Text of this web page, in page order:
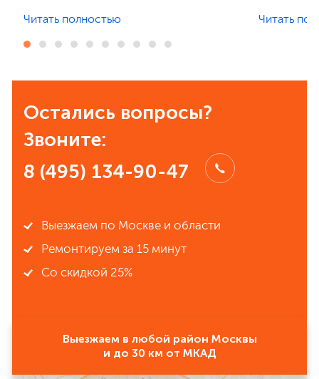
отзвонились по итогам осмотра,
порадовал, без лишнего ожидания и
рекомендовать всем знакомым.
Читать полностью Читать
Остались вопросы?
Звоните:
8 (495) 134-90-47
Выезжаем по Москве и области
Ремонтируем за 15 минут
Со скидкой 25%
Выезжаем в любой район Москвы
и до 30 км от МКАД